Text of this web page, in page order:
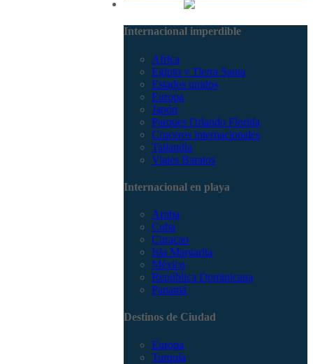
Internacional imperdible
Africa
Egipto y Tierra Santa
Estados unidos
Europa
Japón
Parques Orlando Florida
Cruceros internacionales
Tailandia
Viajes Baratos
Internacional en playa
Aruba
Cuba
Curacao
Isla Margarita
México
República Dominicana
Panamá
Destinos de Ciudad
Europa
Turquía